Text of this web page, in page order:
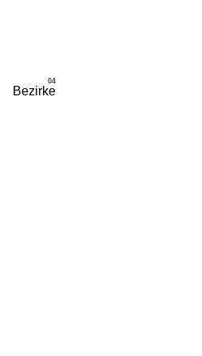
Bezirke